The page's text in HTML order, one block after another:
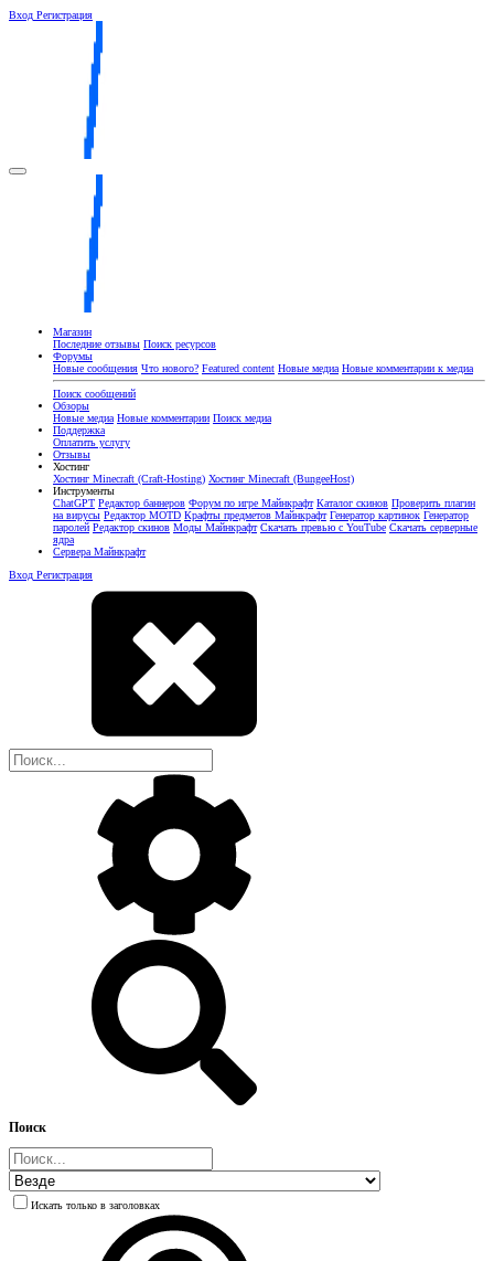
Вход Регистрация
Магазин
Последние отзывы Поиск ресурсов
Форумы
Новые сообщения Что нового? Featured content Новые медиа Новые комментарии к медиа
Поиск сообщений
Обзоры
Новые медиа Новые комментарии Поиск медиа
Поддержка
Оплатить услугу
Отзывы
Хостинг
Хостинг Minecraft (Craft-Hosting) Хостинг Minecraft (BungeeHost)
Инструменты
ChatGPT Редактор баннеров Форум по игре Майнкрафт Каталог скинов Проверить плагин
на вирусы Редактор MOTD Крафты предметов Майнкрафт Генератор картинок Генератор
паролей Редактор скинов Моды Майнкрафт Скачать превью с YouTube Скачать серверные
ядра
Сервера Майнкрафт
Вход Регистрация
Поиск
Искать только в заголовках